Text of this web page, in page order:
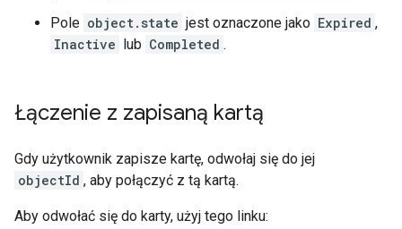
Pole object.state jest oznaczone jako Expired ,
Inactive lub Completed .
Łączenie z zapisaną kartą
Gdy użytkownik zapisze kartę, odwołaj się do jej
objectId , aby połączyć z tą kartą.
Aby odwołać się do karty, użyj tego linku: